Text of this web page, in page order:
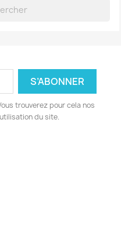
trouverez pour cela nos
du site.